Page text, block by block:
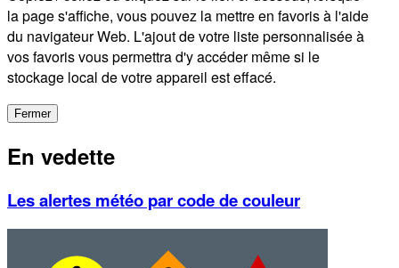
la page s'affiche, vous pouvez la mettre en favoris à l'aide
du navigateur Web. L'ajout de votre liste personnalisée à
vos favoris vous permettra d'y accéder même si le
stockage local de votre appareil est effacé.
Fermer
En vedette
Les alertes météo par code de couleur